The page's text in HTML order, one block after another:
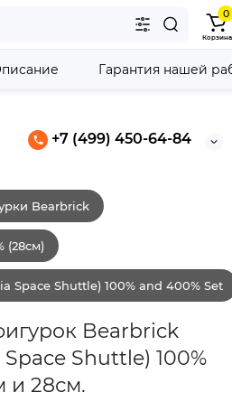
+7 (499) 450-64-84
0
Корзина
Bearbrick
(28см)
Space Shuttle) 100% and 400% Set
Bearbrick
Shuttle) 100%
и 28см.
Гарантия нашей